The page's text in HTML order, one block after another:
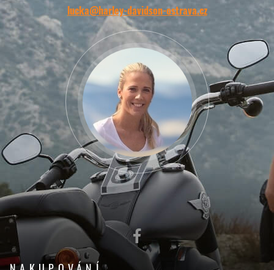
lucka@harley-davidson-ostrava.cz